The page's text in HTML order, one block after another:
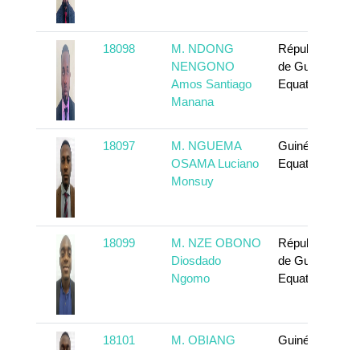
18098
M. NDONG
NENGONO
Amos Santiago
Manana
République
de Guinée
Equatoriale
18097
M. NGUEMA
OSAMA Luciano
Monsuy
Guinée
Equatoriale
18099
M. NZE OBONO
Diosdado
Ngomo
République
de Guinée
Equatoriale
18101
M. OBIANG
Guinée